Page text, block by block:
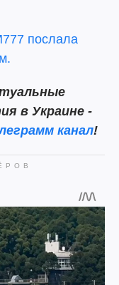
послала
в Украине -
канал!